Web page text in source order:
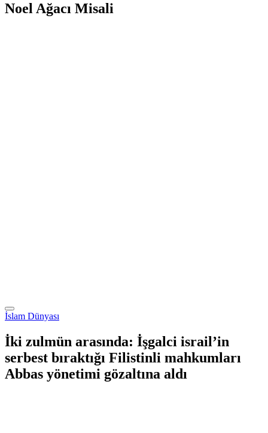
Noel Ağacı Misali
İslam Dünyası
İki zulmün arasında: İşgalci israil’in
serbest bıraktığı Filistinli mahkumları
Abbas yönetimi gözaltına aldı